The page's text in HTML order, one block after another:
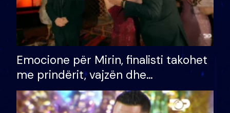
Emocione për Mirin, finalisti takohet
me prindërit, vajzën dhe
bashkëshorten: S’kemi ndonjë letër
divorci apo jo?